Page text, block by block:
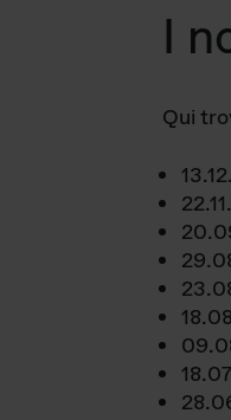
I
Qui